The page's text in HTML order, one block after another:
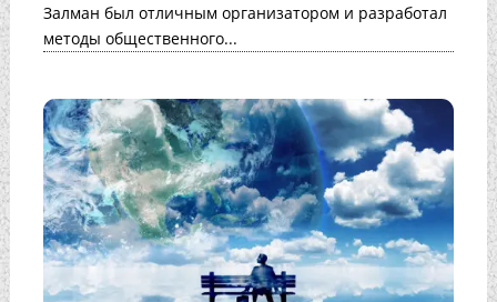
Залман был отличным организатором и разработал
методы общественного...